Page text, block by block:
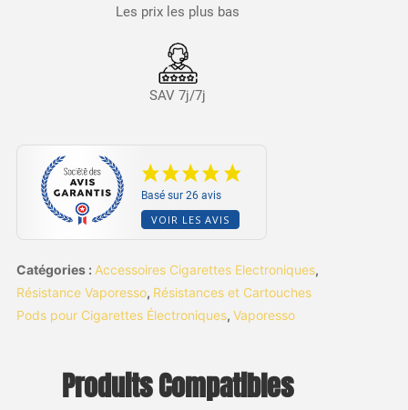
Les prix les plus bas
SAV 7j/7j
Basé sur 26 avis
VOIR LES AVIS
Catégories : Accessoires Cigarettes Electroniques,
Résistance Vaporesso, Résistances et Cartouches
Pods pour Cigarettes Électroniques, Vaporesso
Produits Compatibles